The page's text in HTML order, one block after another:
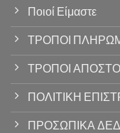
Ποιοί Είμαστε
ΤΡΟΠΟΙ
ΤΡΟΠΟΙ
ΠΟΛΙΤΙΚΗ
ΠΡΟΣΩΠΙΚΑ